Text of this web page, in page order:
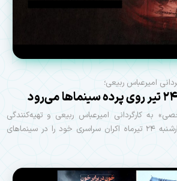
امیرعباس ربیعی؛
به کارگردانی امیرعباس ربیعی و تهیه‌کنندگی
حبیب والی‌نژاد، از روز چهارشنبه ۲۴ تیرماه اکران سراسری خود را در سینماهای